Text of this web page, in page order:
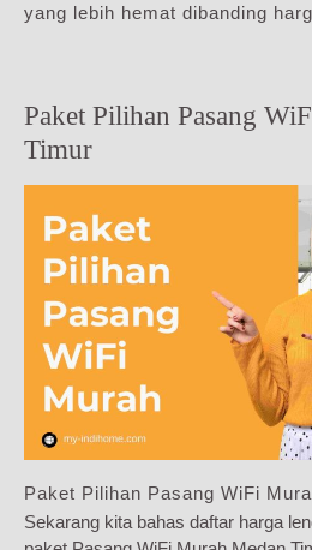
yang lebih hemat dibanding
Paket Pilihan Pasang
Timur
Paket Pilihan Pasang WiFi
Sekarang kita bahas daftar harga